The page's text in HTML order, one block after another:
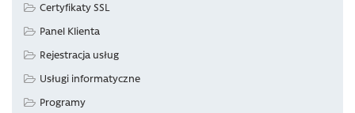
Certyfikaty SSL
Panel Klienta
Rejestracja usług
Usługi informatyczne
Programy